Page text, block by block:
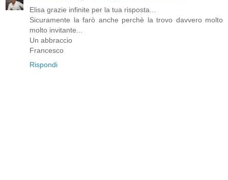
Elisa grazie infinite per la tua risposta...
Sicuramente la farò anche perchè la trovo davvero molto
molto invitante...
Un abbraccio
Francesco
Rispondi